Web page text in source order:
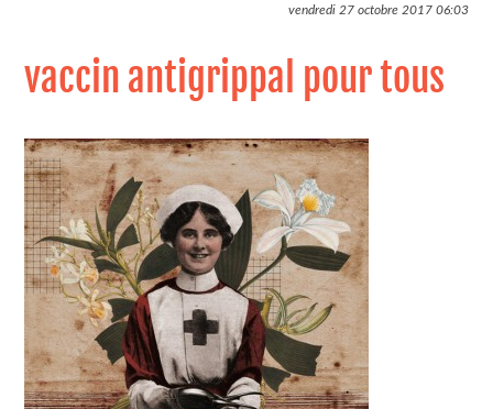
vendredi 27 octobre 201706:03
vaccin antigrippal pour tous